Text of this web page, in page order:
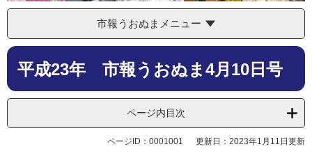
市報うおぬまメニュー
本
平成23年 市報うおぬま4月10日号
ページ内目次
ページID：0001001 更新日：2023年1月11日更新